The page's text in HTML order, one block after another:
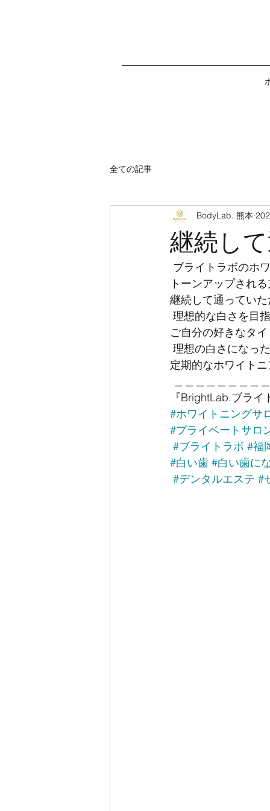
全ての記事
継続し
BodyLab. 熊本
ブライトラボのホ
トーンアップされ
継続して通ってい
理想的な白さを目
ご自分の好きなタ
理想の白さになっ
定期的なホワイト
『BrightLab.ブラ
#ホワイトニングサ
#プライベートサロ
#ブライトラボ #福
#白い歯 #白い歯に
#デンタルエステ #